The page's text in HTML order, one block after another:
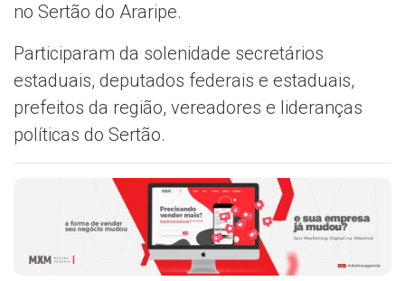
no Sertão do Araripe.
Participaram da solenidade secretários
estaduais, deputados federais e estaduais,
prefeitos da região, vereadores e lideranças
políticas do Sertão.